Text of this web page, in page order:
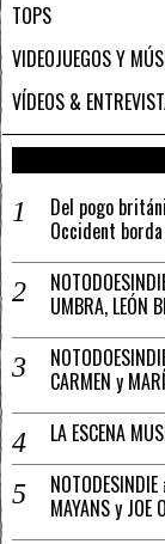
TOPS
VIDEOJUEGOS Y
VÍDEOS &
Del pogo
Occident
UMBRA, LEÓN
CARMEN y
LA ESCENA
MAYANS y JOE